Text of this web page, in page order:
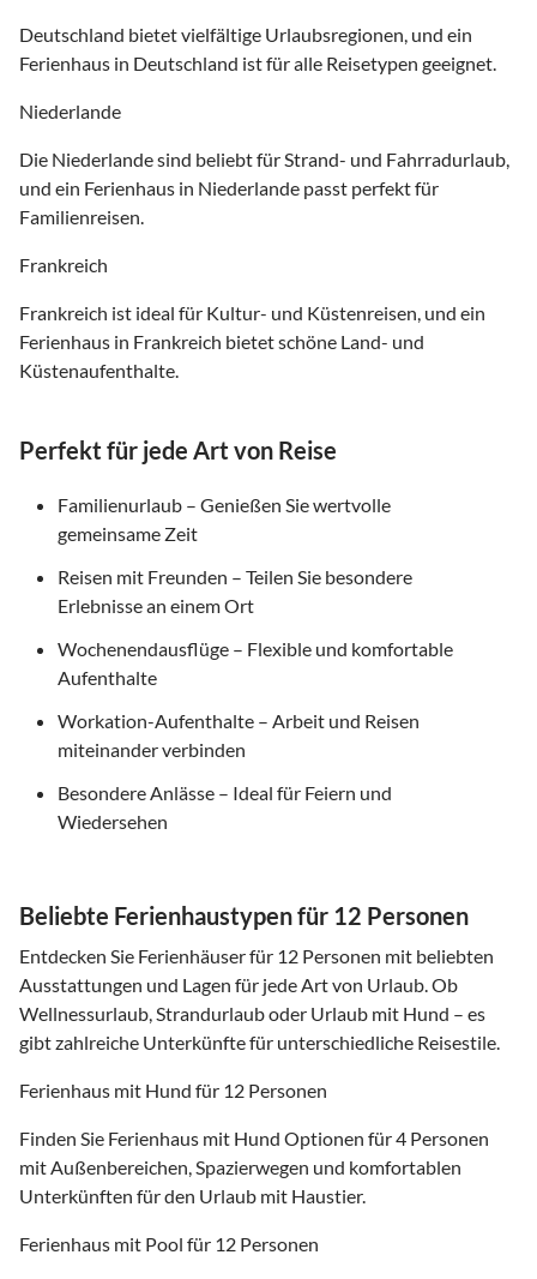
Deutschland bietet vielfältige Urlaubsregionen, und ein
Ferienhaus in Deutschland ist für alle Reisetypen geeignet.
Niederlande
Die Niederlande sind beliebt für Strand- und Fahrradurlaub,
und ein Ferienhaus in Niederlande passt perfekt für
Familienreisen.
Frankreich
Frankreich ist ideal für Kultur- und Küstenreisen, und ein
Ferienhaus in Frankreich bietet schöne Land- und
Küstenaufenthalte.
Perfekt für jede Art von Reise
Familienurlaub – Genießen Sie wertvolle
gemeinsame Zeit
Reisen mit Freunden – Teilen Sie besondere
Erlebnisse an einem Ort
Wochenendausflüge – Flexible und komfortable
Aufenthalte
Workation-Aufenthalte – Arbeit und Reisen
miteinander verbinden
Besondere Anlässe – Ideal für Feiern und
Wiedersehen
Beliebte Ferienhaustypen für 12 Personen
Entdecken Sie Ferienhäuser für 12 Personen mit beliebten
Ausstattungen und Lagen für jede Art von Urlaub. Ob
Wellnessurlaub, Strandurlaub oder Urlaub mit Hund – es
gibt zahlreiche Unterkünfte für unterschiedliche Reisestile.
Ferienhaus mit Hund für 12 Personen
Finden Sie Ferienhaus mit Hund Optionen für 4 Personen
mit Außenbereichen, Spazierwegen und komfortablen
Unterkünften für den Urlaub mit Haustier.
Ferienhaus mit Pool für 12 Personen